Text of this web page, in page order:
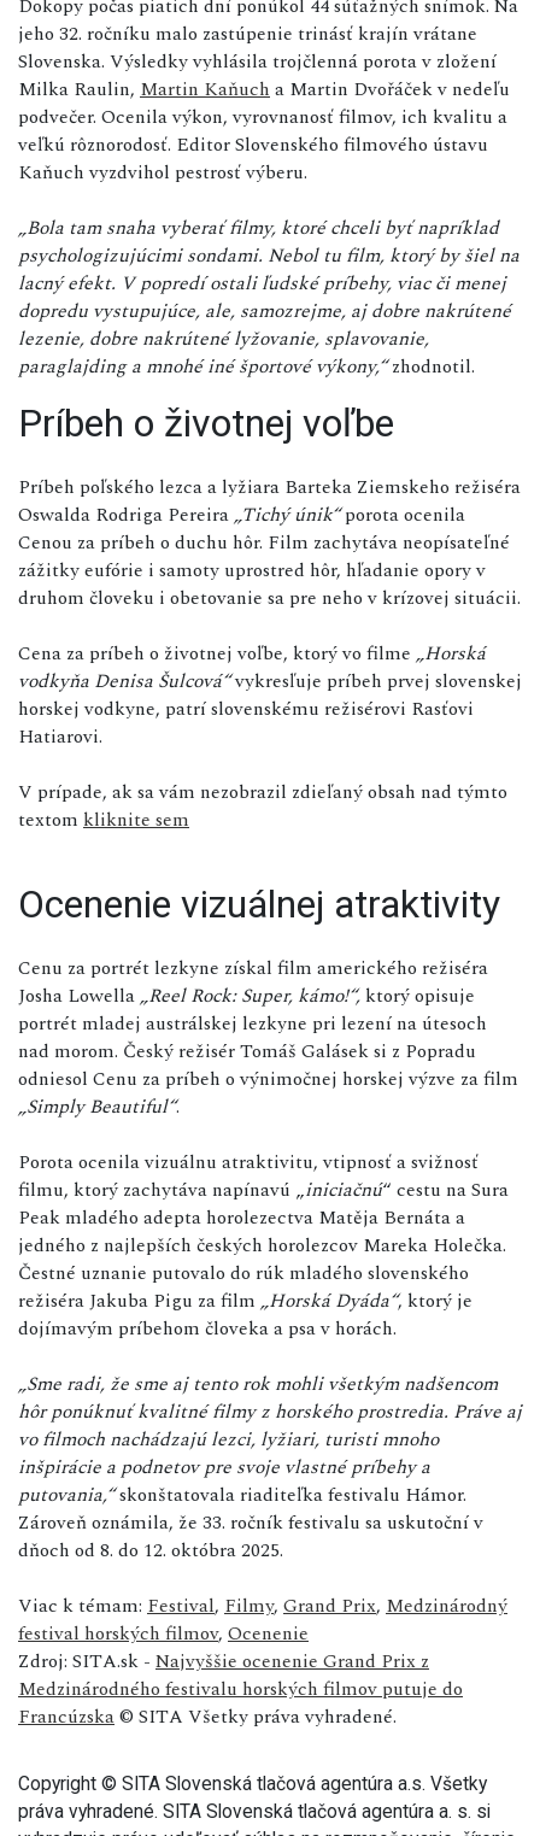
Dokopy počas piatich dní ponúkol 44 súťažných snímok. Na
jeho 32. ročníku malo zastúpenie trinásť krajín vrátane
Slovenska. Výsledky vyhlásila trojčlenná porota v zložení
Milka Raulin, Martin Kaňucha Martin Dvořáček v nedeľu
podvečer. Ocenila výkon, vyrovnanosť filmov, ich kvalitu a
veľkú rôznorodosť. Editor Slovenského filmového ústavu
Kaňuch vyzdvihol pestrosť výberu.
„Bola tam snaha vyberať filmy, ktoré chceli byť napríklad
psychologizujúcimi sondami. Nebol tu film, ktorý by šiel na
lacný efekt. V popredí ostali ľudské príbehy, viac či menej
dopredu vystupujúce, ale, samozrejme, aj dobre nakrútené
lezenie, dobre nakrútené lyžovanie, splavovanie,
paraglajding a mnohé iné športové výkony,“zhodnotil.
Príbeh o životnej voľbe
Príbeh poľského lezca a lyžiara Barteka Ziemskeho režiséra
Oswalda Rodriga Pereira„Tichý únik“porota ocenila
Cenou za príbeh o duchu hôr. Film zachytáva neopísateľné
zážitky eufórie i samoty uprostred hôr, hľadanie opory v
druhom človeku i obetovanie sa pre neho v krízovej situácii.
Cena za príbeh o životnej voľbe, ktorý vo filme „Horská
vodkyňa Denisa Šulcová“vykresľuje príbeh prvej slovenskej
horskej vodkyne, patrí slovenskému režisérovi Rasťovi
Hatiarovi.
V prípade, ak sa vám nezobrazil zdieľaný obsah nad týmto
textom kliknite sem
Ocenenie vizuálnej atraktivity
Cenu za portrét lezkyne získal film amerického režiséra
Josha Lowella„Reel Rock: Super, kámo!“, ktorý opisuje
portrét mladej austrálskej lezkyne pri lezení na útesoch
nad morom. Český režisér Tomáš Galásek si z Popradu
odniesol Cenu za príbeh o výnimočnej horskej výzve za film
„Simply Beautiful“.
Porota ocenila vizuálnu atraktivitu, vtipnosť a svižnosť
filmu, ktorý zachytáva napínavú „iniciačnú“ cestu na Sura
Peak mladého adepta horolezectva Matěja Bernáta a
jedného z najlepších českých horolezcov Mareka Holečka.
Čestné uznanie putovalo do rúk mladého slovenského
režiséra Jakuba Pigu za film „Horská Dyáda“, ktorý je
dojímavým príbehom človeka a psa v horách.
„Sme radi, že sme aj tento rok mohli všetkým nadšencom
hôr ponúknuť kvalitné filmy z horského prostredia. Práve aj
vo filmoch nachádzajú lezci, lyžiari, turisti mnoho
inšpirácie a podnetov pre svoje vlastné príbehy a
putovania,“skonštatovala riaditeľka festivalu Hámor.
Zároveň oznámila, že 33. ročník festivalu sa uskutoční v
dňoch od 8. do 12. októbra 2025.
Viac k témam: Festival, Filmy, Grand Prix, Medzinárodný
festival horských filmov, Ocenenie
Zdroj: SITA.sk - Najvyššie ocenenie Grand Prix z
Medzinárodného festivalu horských filmov putuje do
Francúzska© SITA Všetky práva vyhradené.
Copyright © SITA Slovenská tlačová agentúra a.s. Všetky
práva vyhradené. SITA Slovenská tlačová agentúra a. s. si